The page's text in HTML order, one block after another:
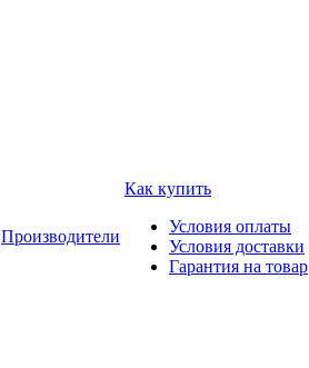
Производители
Как купить
Условия оплаты
Условия доставки
Гарантия на товар